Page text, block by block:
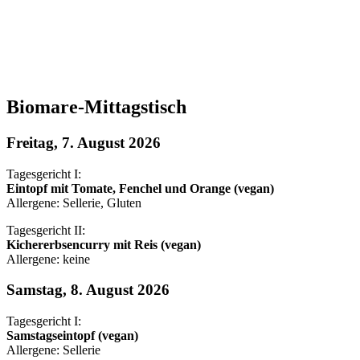
Biomare-Mittagstisch
Freitag, 7. August 2026
Tagesgericht I:
Eintopf mit Tomate, Fenchel und Orange (vegan)
Allergene: Sellerie, Gluten
Tagesgericht II:
Kichererbsencurry mit Reis (vegan)
Allergene: keine
Samstag, 8. August 2026
Tagesgericht I:
Samstagseintopf (vegan)
Allergene: Sellerie